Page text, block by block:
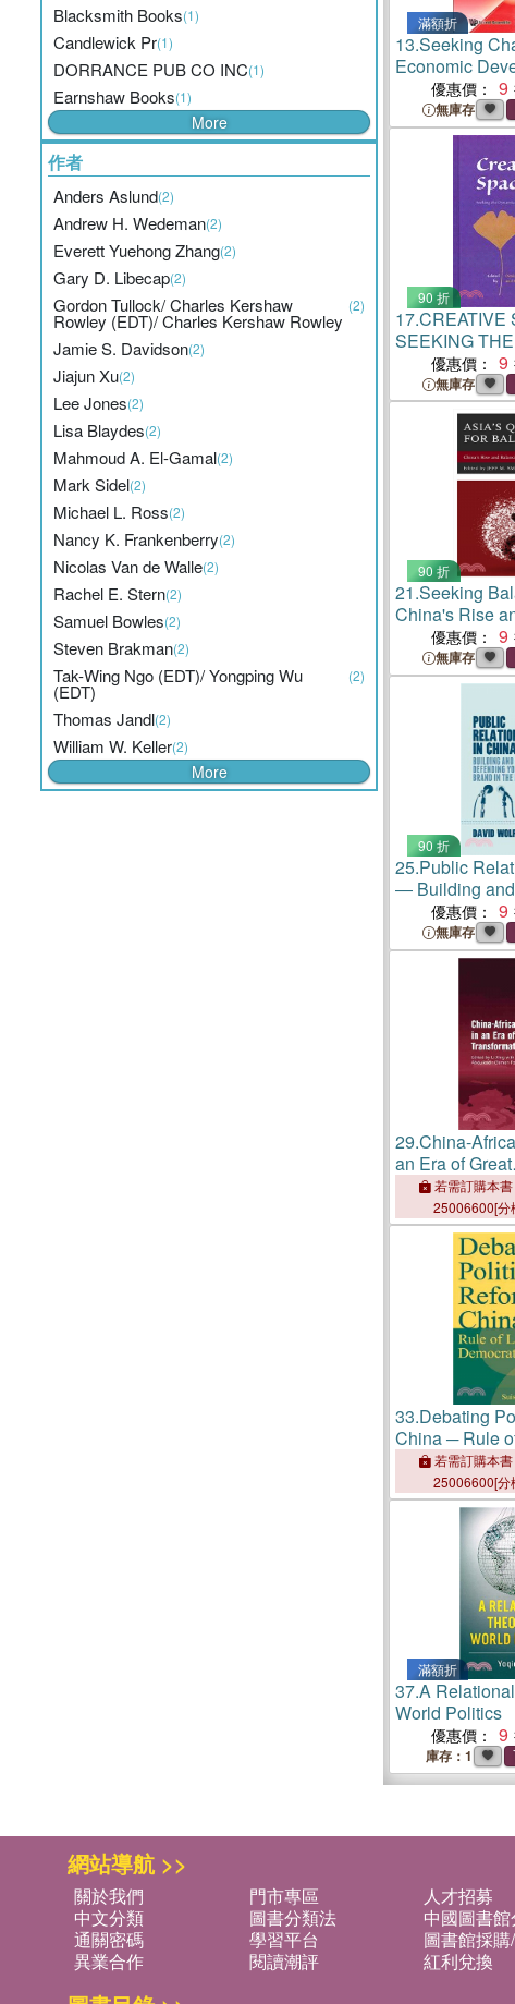
Blacksmith Books(1)
Candlewick Pr(1)
DORRANCE PUB CO INC(1)
Earnshaw Books(1)
More
作者
Anders Aslund(2)
Andrew H. Wedeman(2)
Everett Yuehong Zhang(2)
Gary D. Libecap(2)
Gordon Tullock/ Charles Kershaw
Rowley (EDT)/ Charles Kershaw Rowley
(2)
Jamie S. Davidson(2)
Jiajun Xu(2)
Lee Jones(2)
Lisa Blaydes(2)
Mahmoud A. El-Gamal(2)
Mark Sidel(2)
Michael L. Ross(2)
Nancy K. Frankenberry(2)
Nicolas Van de Walle(2)
Rachel E. Stern(2)
Samuel Bowles(2)
Steven Brakman(2)
Tak-Wing Ngo (EDT)/ Yongping Wu
(EDT)
(2)
Thomas Jandl(2)
William W. Keller(2)
More
滿額折
13.Seeking
Economic
Contemporary
優惠價： 9
無庫存
90 折
17.CREATIVE
SEEKING
OF CHANGE
優惠價： 9
無庫存
90 折
21.Seeking
China's Rise
the Indo-pacific
優惠價： 9
無庫存
90 折
25.Public
― Building
Your Brand in
優惠價： 9
無庫存
29.China-
an Era of Great
若需訂購本
25006600[分
33.Debating
China ─ Rule
若需訂購本
25006600[分
滿額折
37.A
World Politics
優惠價： 9
庫存：1
網站導航 >>
關於我們 門市專區 人才招募
中文分類
圖書分類法 中國圖書
通關密碼
學習平台 圖書館採購
異業合作
閱讀潮評 紅利兌換